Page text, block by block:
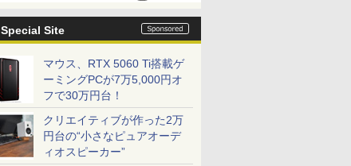
Special Site
マウス、RTX 5060 Ti搭載ゲ
ーミングPCが7万5,000円オ
フで30万円台！
クリエイティブが作った2万
円台の“小さなピュアオーデ
ィオスピーカー”